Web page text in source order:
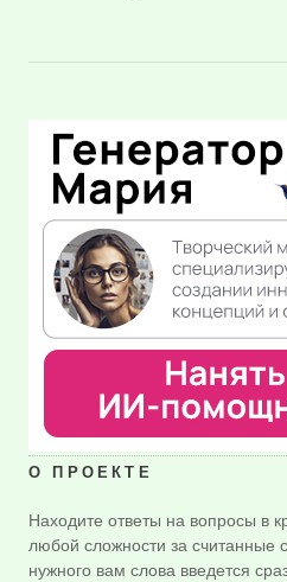
О ПРОЕКТЕ
Находите ответы на вопросы в
любой сложности за считанные
нужного вам слова введется